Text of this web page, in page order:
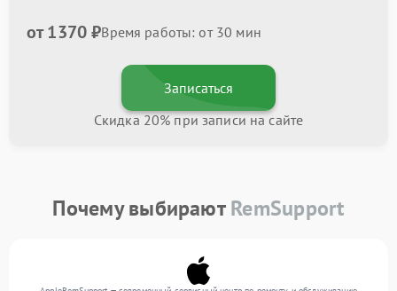
от 1370 ₽Время работы: от 30 мин
Записаться
Скидка 20% при записи на сайте
Почему выбираютRemSupport